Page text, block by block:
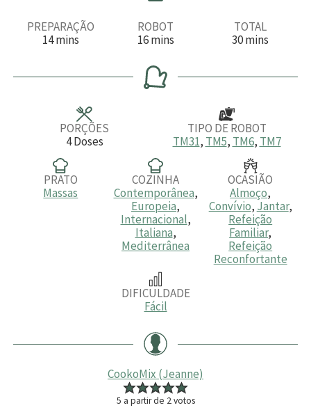
PREPARAÇÃO
14m
u
mins
ROBOT
16m
n
u
t
mins
TOTAL
30m
u
mins
PORÇÕES
4 Doses
TIPO DE ROBOT
TM31, TM5, TM6, TM7
PRATO
Massas
COZINHA
Contemporânea,
Europeia,
Internacional,
Italiana,
Mediterrânea
OCASIÃO
Almoço,
Convívio, Jantar,
Refeição
Familiar,
Refeição
Reconfortante
DIFICULDADE
Fácil
CookoMix (Jeanne)
5 a partir de 2votos